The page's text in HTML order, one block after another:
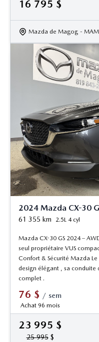
16 795 $
Mazda de Magog -
2024 Mazda CX-30
61 355 km 2.5L 4 cyl
Mazda CX-30 GS 2024 –
seul propriétaire VUS
Confort & Sécurité Mazda
design élégant , sa
complet .
76 $ / sem
Achat 96 mois
23 995 $
25 995$